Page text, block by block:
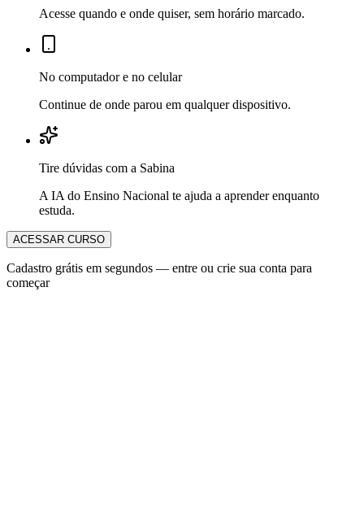
Acesse quando e onde quiser, sem horário marcado.
No computador e no celular
Continue de onde parou em qualquer dispositivo.
Tire dúvidas com a Sabina
A IA do Ensino Nacional te ajuda a aprender enquanto
estuda.
ACESSAR CURSO
Cadastro grátis em segundos — entre ou crie sua conta para
começar